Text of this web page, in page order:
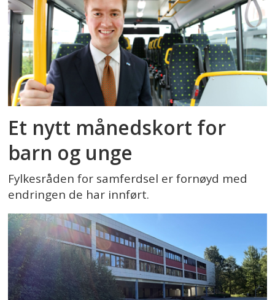
Et nytt månedskort for
barn og unge
Fylkesråden for samferdsel er fornøyd med
endringen de har innført.